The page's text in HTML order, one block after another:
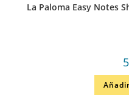
La Paloma Easy Notes